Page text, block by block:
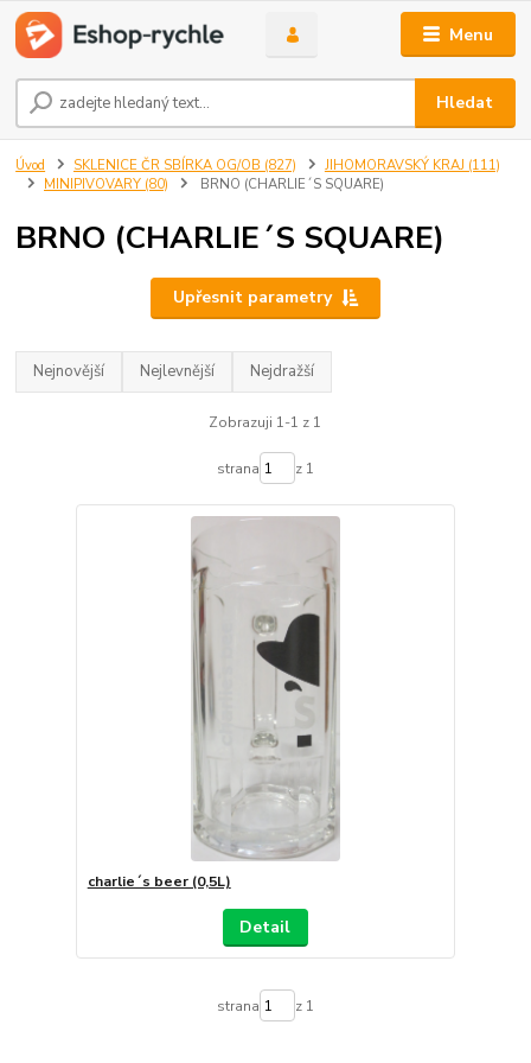
Menu
Hledat
Úvod SKLENICE ČR SBÍRKA OG/OB (827)
JIHOMORAVSKÝ KRAJ (111)
MINIPIVOVARY (80)
BRNO (CHARLIE´S SQUARE)
BRNO (CHARLIE´S SQUARE)
Upřesnit parametry
Nejnovější Nejlevnější Nejdražší
Zobrazuji 1-1 z 1
strana z 1
charlie´s beer (0,5L)
Detail
strana z 1